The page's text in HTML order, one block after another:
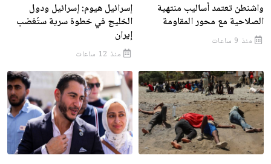
واشنطن تعتمد أساليب منتهية
الصلاحية مع محور المقاومة
منذ 9 ساعات
إسرائيل هيوم: إسرائيل ودول
الخليج في خطوة سرية ستُغضب
إيران
منذ 12 ساعات